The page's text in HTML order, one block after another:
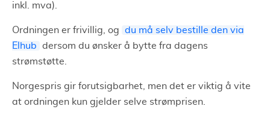
inkl. mva).
Ordningen er frivillig, og
du må selv bestille den via
Elhub
dersom du ønsker å bytte fra dagens
strømstøtte.
Norgespris gir forutsigbarhet, men det er viktig å vite
at ordningen kun gjelder selve strømprisen.